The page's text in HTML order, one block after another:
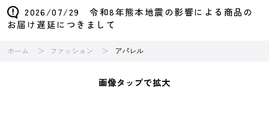
2026/07/29 令和8年熊本地震の影響による商品の
お届け遅延につきまして
ホーム ファッション アパレル
画像タップで拡大